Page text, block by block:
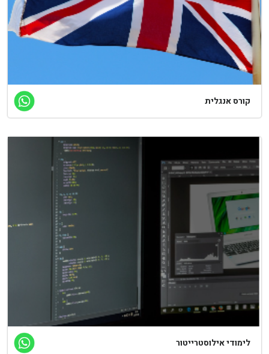
אנגלית
אילוסטרייטור